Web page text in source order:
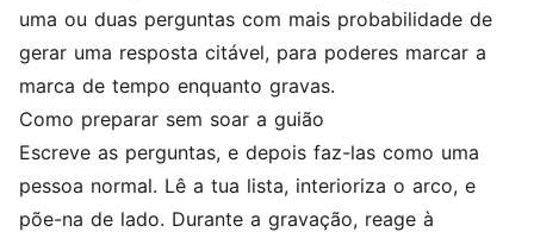
uma ou duas perguntas com mais probabilidade de
gerar uma resposta citável, para poderes marcar a
marca de tempo enquanto gravas.
Como preparar sem soar a guião
Escreve as perguntas, e depois faz-las como uma
pessoa normal. Lê a tua lista, interioriza o arco, e
põe-na de lado. Durante a gravação, reage à